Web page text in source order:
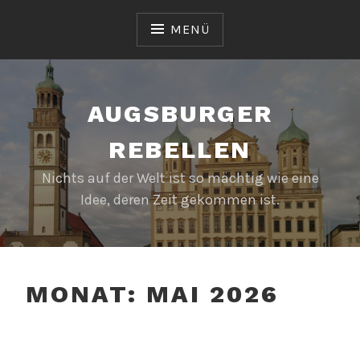
MENÜ
AUGSBURGER
REBELLEN
Nichts auf der Welt ist so mächtig wie eine
Idee, deren Zeit gekommen ist.
MONAT: MAI 2026